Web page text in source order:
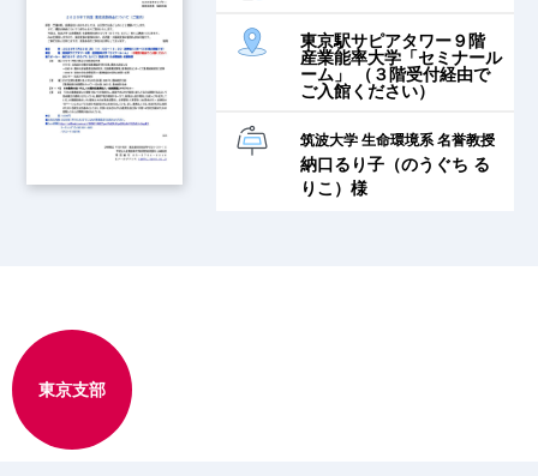
東京駅サピアタワー９階
産業能率大学「セミナール
ーム」 （３階受付経由で
ご入館ください）
筑波大学 生命環境系 名誉教授
納口るり子（のうぐち る
りこ）様
東京支部